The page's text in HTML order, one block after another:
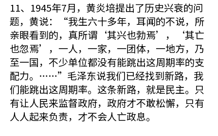
11、1945年7月，黄炎培提出了历史兴衰的问
题，黄说：“我生六十多年，耳闻的不说，所
亲眼看到的，真所谓‘其兴也勃焉’，‘其亡
也忽焉’，一人，一家，一团体，一地方，乃
至一国，不少单位都没有能跳出这周期率的支
配力。……”毛泽东说我们已经找到新路，我
们能跳出这周期率。这条新路，就是民主。只
有让人民来监督政府，政府才不敢松懈，只有
人人起来负责，才不会人亡政息。